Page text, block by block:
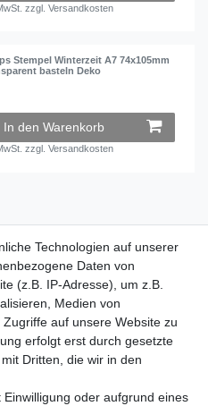
zzgl.Versandkosten
Stempel Winterzeit A7 74x105mm
basteln Deko
In den Warenkorb
zzgl.Versandkosten
Technologien auf unserer
Daten von
(z.B. IP-Adresse), um z.B.
Medien von
auf unsere Website zu
erfolgt erst durch gesetzte
Dritten, die wir in den
oder aufgrund eines
AGB
Technologien auf unserer
Daten von
(z.B. IP-Adresse), um z.B.
Medien von
auf unsere Website zu
erfolgt erst durch gesetzte
Dritten, die wir in den
oder aufgrund eines